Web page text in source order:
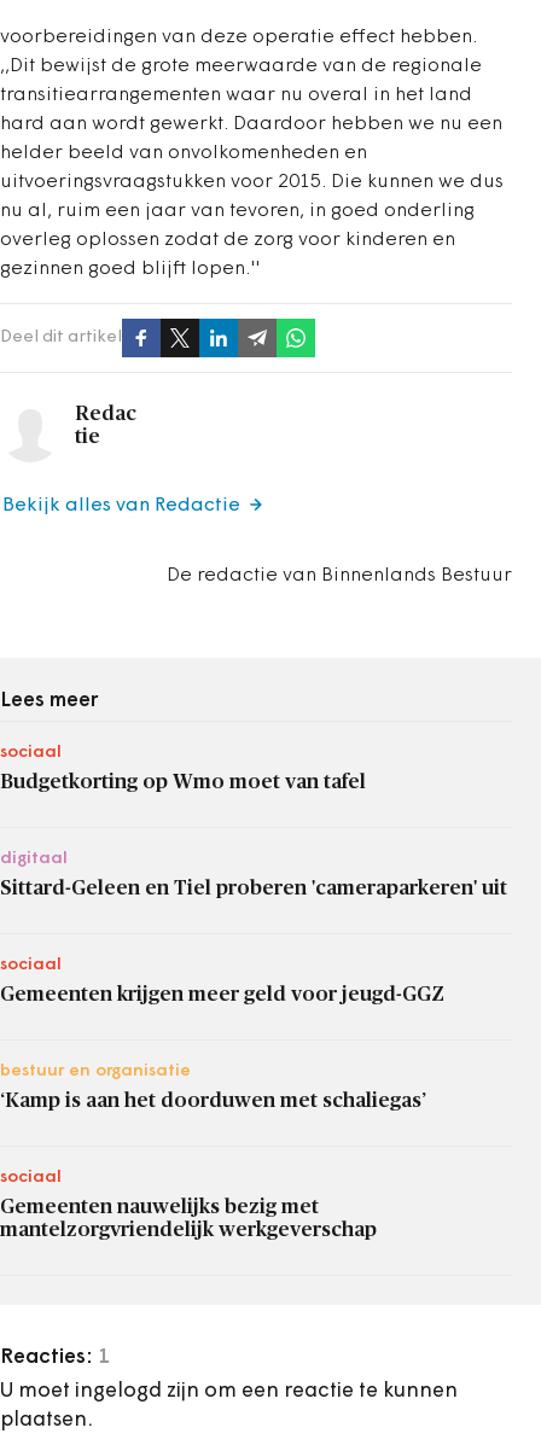
voorbereidingen van deze operatie effect hebben.
,,Dit bewijst de grote meerwaarde van de regionale
transitiearrangementen waar nu overal in het land
hard aan wordt gewerkt. Daardoor hebben we nu een
helder beeld van onvolkomenheden en
uitvoeringsvraagstukken voor 2015. Die kunnen we dus
nu al, ruim een jaar van tevoren, in goed onderling
overleg oplossen zodat de zorg voor kinderen en
gezinnen goed blijft lopen.''
Deel dit artikel
Redac
tie
De redactie van Binnenlands Bestuur
Bekijk alles van Redactie
Lees meer
sociaal
Budgetkorting op Wmo moet van tafel
digitaal
Sittard-Geleen en Tiel proberen 'cameraparkeren' uit
sociaal
Gemeenten krijgen meer geld voor jeugd-GGZ
bestuur en organisatie
‘Kamp is aan het doorduwen met schaliegas’
sociaal
Gemeenten nauwelijks bezig met
mantelzorgvriendelijk werkgeverschap
Reacties: 1
U moet ingelogd zijn om een reactie te kunnen
plaatsen.